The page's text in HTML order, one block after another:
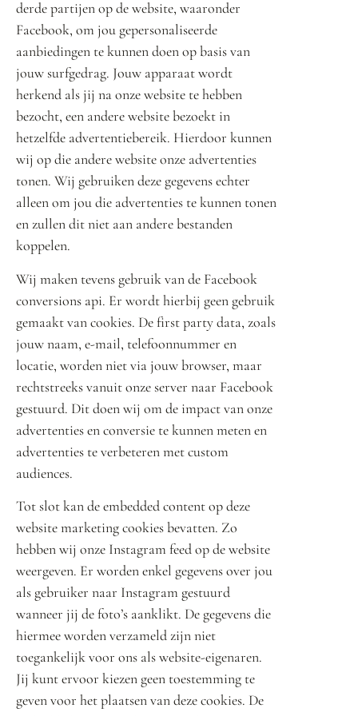
derde partijen op de website, waaronder
Facebook, om jou gepersonaliseerde
aanbiedingen te kunnen doen op basis van
jouw surfgedrag. Jouw apparaat wordt
herkend als jij na onze website te hebben
bezocht, een andere website bezoekt in
hetzelfde advertentiebereik. Hierdoor kunnen
wij op die andere website onze advertenties
tonen. Wij gebruiken deze gegevens echter
alleen om jou die advertenties te kunnen tonen
en zullen dit niet aan andere bestanden
koppelen.
Wij maken tevens gebruik van de Facebook
conversions api. Er wordt hierbij geen gebruik
gemaakt van cookies. De first party data, zoals
jouw naam, e-mail, telefoonnummer en
locatie, worden niet via jouw browser, maar
rechtstreeks vanuit onze server naar Facebook
gestuurd. Dit doen wij om de impact van onze
advertenties en conversie te kunnen meten en
advertenties te verbeteren met custom
audiences.
Tot slot kan de embedded content op deze
website marketing cookies bevatten. Zo
hebben wij onze Instagram feed op de website
weergeven. Er worden enkel gegevens over jou
als gebruiker naar Instagram gestuurd
wanneer jij de foto’s aanklikt. De gegevens die
hiermee worden verzameld zijn niet
toegankelijk voor ons als website-eigenaren.
Jij kunt ervoor kiezen geen toestemming te
geven voor het plaatsen van deze cookies. De